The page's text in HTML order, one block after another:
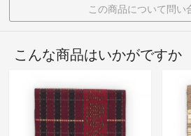
この商品について問い
こんな商品はいかがですか